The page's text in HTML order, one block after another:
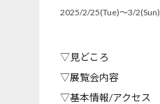
2025/2/25(Tue)〜3/2(Sun)
▽見どころ
▽展覧会内容
▽基本情報/アクセス